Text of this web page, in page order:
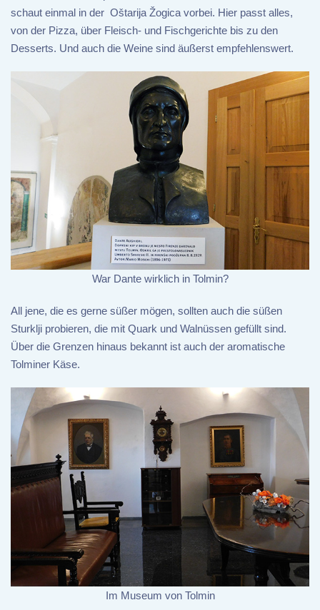
schaut einmal in der Oštarija Žogica vorbei. Hier passt alles,
von der Pizza, über Fleisch- und Fischgerichte bis zu den
Desserts. Und auch die Weine sind äußerst empfehlenswert.
War Dante wirklich in Tolmin?
All jene, die es gerne süßer mögen, sollten auch die süßen
Sturklji probieren, die mit Quark und Walnüssen gefüllt sind.
Über die Grenzen hinaus bekannt ist auch der aromatische
Tolminer Käse.
Im Museum von Tolmin